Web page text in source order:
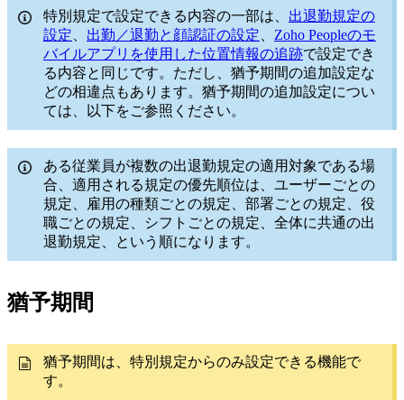
特別規定で設定できる内容の一部は、 出退勤規定の
設定
出勤／退勤と顔認証の設定
Zoho Peopleのモ
バイルアプリを使用した位置情報の追跡で設定でき
る内容と同じです。ただし、猶予期間の追加設定な
どの相違点もあります。猶予期間の追加設定につい
ては、以下をご参照ください。
ある従業員が複数の出退勤規定の適用対象である場
合、適用される規定の優先順位は、ユーザーごとの
規定、雇用の種類ごとの規定、部署ごとの規定、役
職ごとの規定、シフトごとの規定、全体に共通の出
退勤規定、という順になります。
猶予期間
猶予期間は、特別規定からのみ設定できる機能で
す。